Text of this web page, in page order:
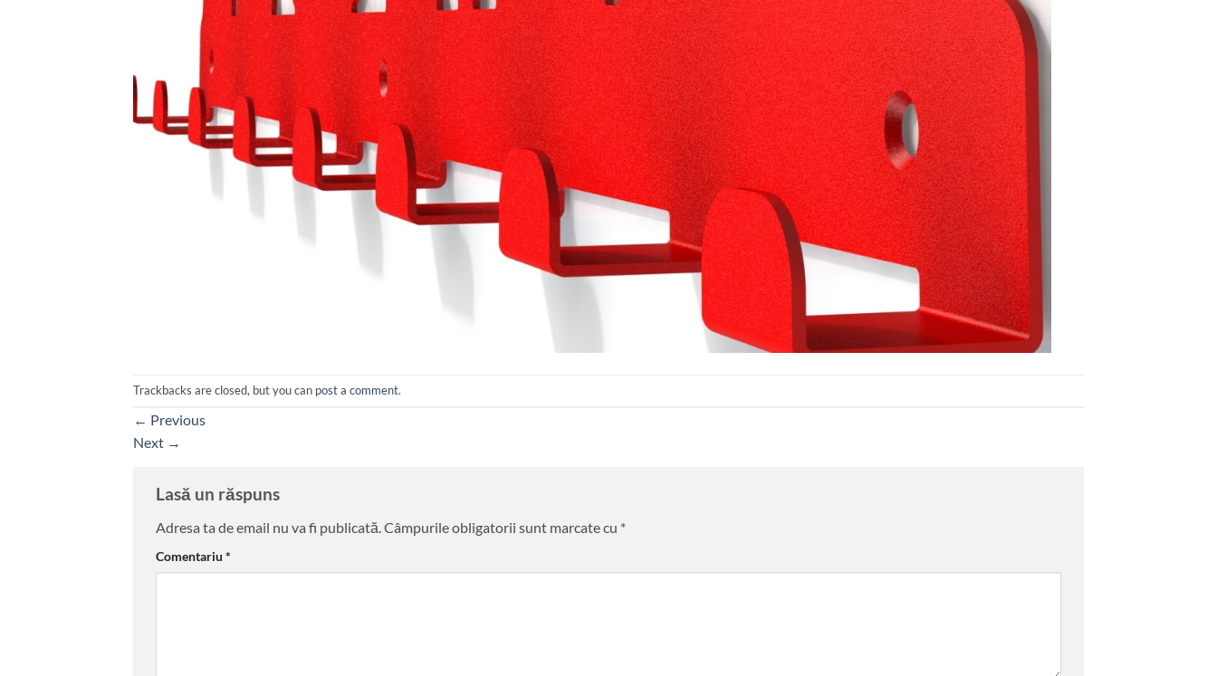
Trackbacks are closed, but you can post a comment.
← Previous
Next →
Lasă un răspuns
Adresa ta de email nu va fi publicată.Câmpurile obligatorii sunt marcate cu *
Comentariu *